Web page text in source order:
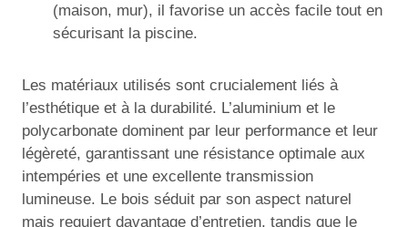
(maison, mur), il favorise un accès facile tout en
sécurisant la piscine.
Les matériaux utilisés sont crucialement liés à
l’esthétique et à la durabilité. L’aluminium et le
polycarbonate dominent par leur performance et leur
légèreté, garantissant une résistance optimale aux
intempéries et une excellente transmission
lumineuse. Le bois séduit par son aspect naturel
mais requiert davantage d’entretien, tandis que le